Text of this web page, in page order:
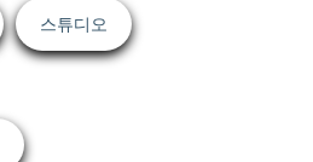
스튜디오